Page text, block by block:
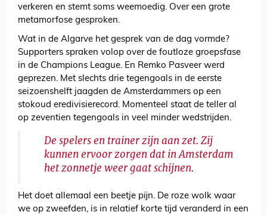
verkeren en stemt soms weemoedig. Over een grote
metamorfose gesproken.
Wat in de Algarve het gesprek van de dag vormde?
Supporters spraken volop over de foutloze groepsfase
in de Champions League. En Remko Pasveer werd
geprezen. Met slechts drie tegengoals in de eerste
seizoenshelft jaagden de Amsterdammers op een
stokoud eredivisierecord. Momenteel staat de teller al
op zeventien tegengoals in veel minder wedstrijden.
De spelers en trainer zijn aan zet. Zij
kunnen ervoor zorgen dat in Amsterdam
het zonnetje weer gaat schijnen.
Het doet allemaal een beetje pijn. De roze wolk waar
we op zweefden, is in relatief korte tijd veranderd in een